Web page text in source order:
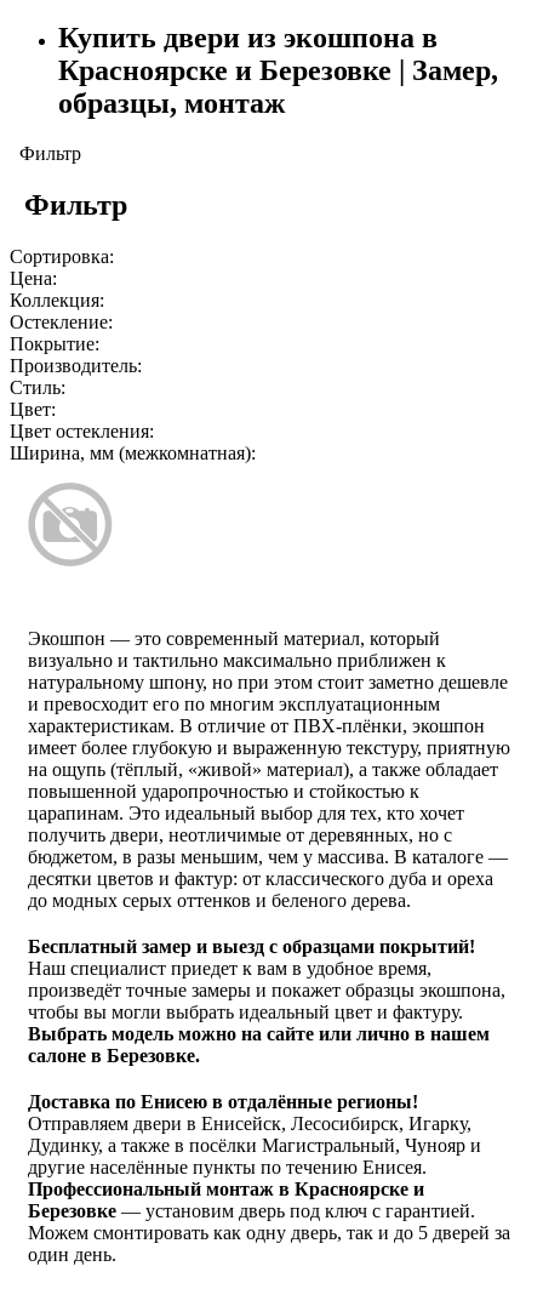
Купить двери из экошпона в
Красноярске и Березовке | Замер,
образцы, монтаж
Фильтр
Фильтр
Сортировка:
Цена:
Коллекция:
Остекление:
Покрытие:
Производитель:
Стиль:
Цвет:
Цвет остекления:
Ширина, мм (межкомнатная):
Экошпон — это современный материал, который
визуально и тактильно максимально приближен к
натуральному шпону, но при этом стоит заметно дешевле
и превосходит его по многим эксплуатационным
характеристикам. В отличие от ПВХ-плёнки, экошпон
имеет более глубокую и выраженную текстуру, приятную
на ощупь (тёплый, «живой» материал), а также обладает
повышенной ударопрочностью и стойкостью к
царапинам. Это идеальный выбор для тех, кто хочет
получить двери, неотличимые от деревянных, но с
бюджетом, в разы меньшим, чем у массива. В каталоге —
десятки цветов и фактур: от классического дуба и ореха
до модных серых оттенков и беленого дерева.
Бесплатный замер и выезд с образцами покрытий!
Наш специалист приедет к вам в удобное время,
произведёт точные замеры и покажет образцы экошпона,
чтобы вы могли выбрать идеальный цвет и фактуру.
Выбрать модель можно на сайте или лично в нашем
салоне в Березовке.
Доставка по Енисею в отдалённые регионы!
Отправляем двери в Енисейск, Лесосибирск, Игарку,
Дудинку, а также в посёлки Магистральный, Чунояр и
другие населённые пункты по течению Енисея.
Профессиональный монтаж в Красноярске и
Березовке — установим дверь под ключ с гарантией.
Можем смонтировать как одну дверь, так и до 5 дверей за
один день.